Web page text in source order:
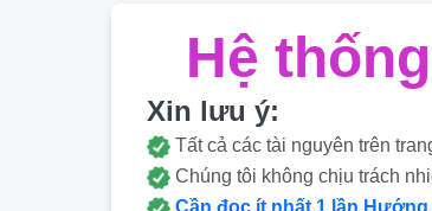
Hệ
Xin lưu ý:
Tất cả các tài nguyên trên
Chúng tôi không chịu trách
Cần đọc ít nhất 1 lần